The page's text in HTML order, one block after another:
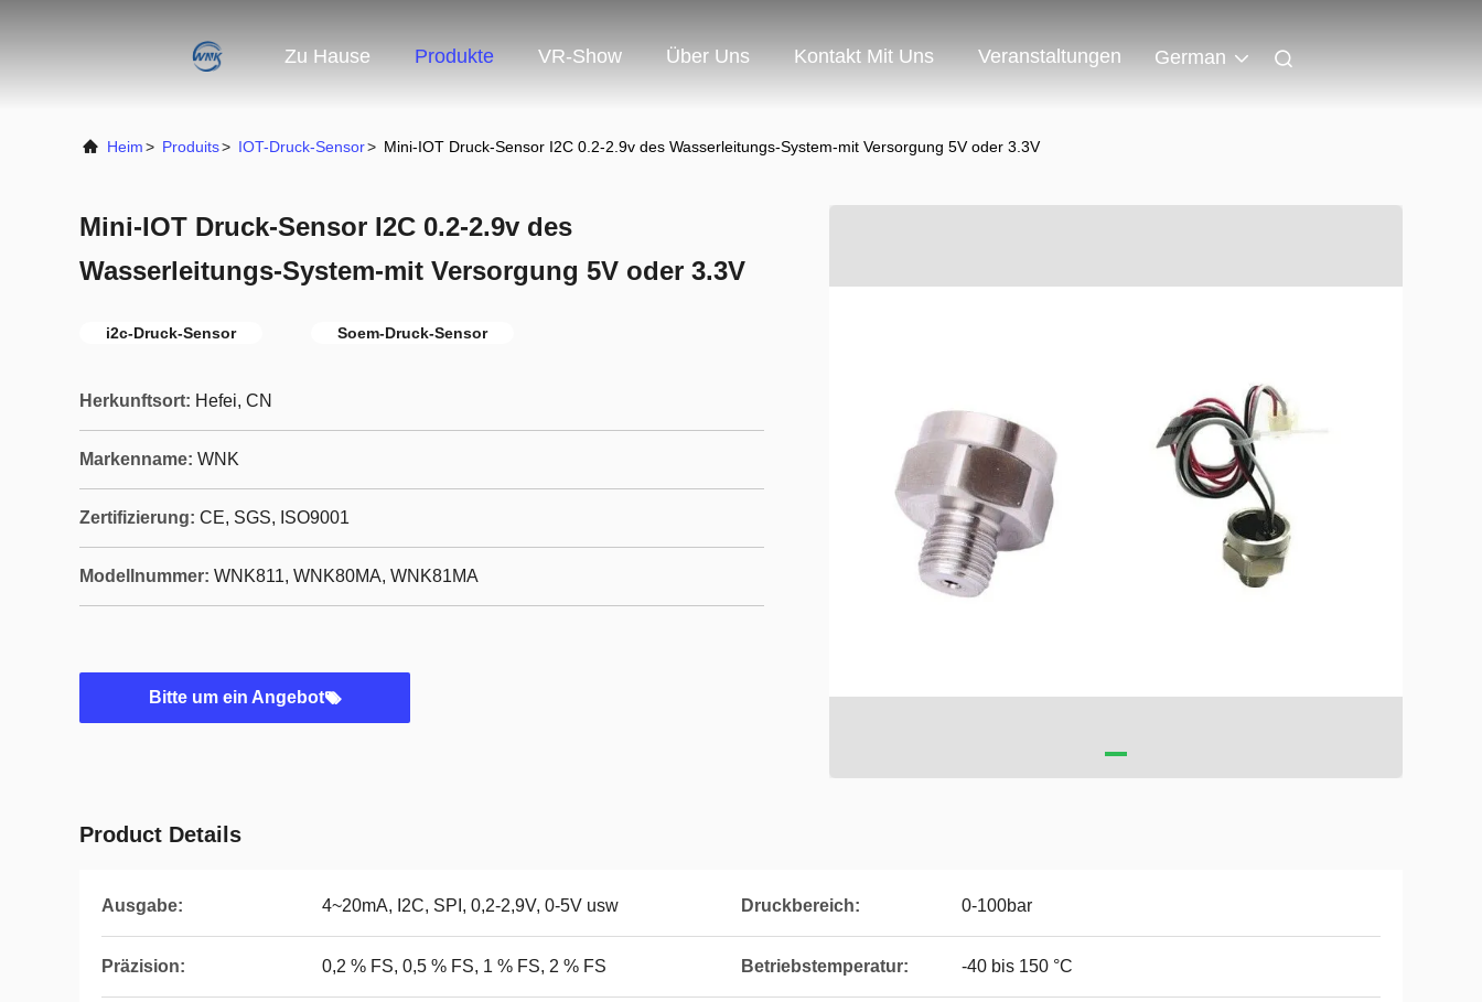
Zu Hause Produkte VR-Show Über Uns Kontakt Mit Uns Veranstaltungen German
Heim> Produits> IOT-Druck-Sensor> Mini-IOT Druck-Sensor I2C 0.2-2.9v des Wasserleitungs-System-mit Versorgung 5V oder 3.3V
Mini-IOT Druck-Sensor I2C 0.2-2.9v des
Wasserleitungs-System-mit Versorgung 5V oder 3.3V
i2c-Druck-Sensor Soem-Druck-Sensor
Herkunftsort: Hefei, CN
Markenname: WNK
Zertifizierung: CE, SGS, ISO9001
Modellnummer: WNK811, WNK80MA, WNK81MA
Bitte um ein Angebot
Product Details
Ausgabe: 4~20mA, I2C, SPI, 0,2-2,9V, 0-5V usw Druckbereich: 0-100bar
Präzision: 0,2 % FS, 0,5 % FS, 1 % FS, 2 % FS Betriebstemperatur: -40 bis 150 °C